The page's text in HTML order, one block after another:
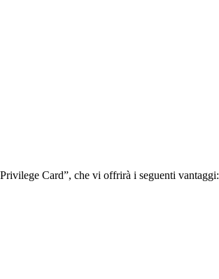
Card”, che vi offrirà i seguenti vantaggi: